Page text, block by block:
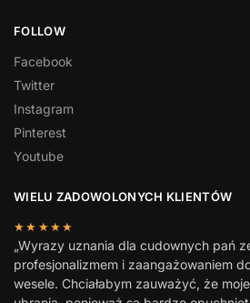
FOLLOW
Facebook
Twitter
Instagram
Pinterest
Youtube
WIELU ZADOWOLONYCH KLIENTÓW
★★★★★
„Wyrazy uznania dla cudownych pań
profesjonalizmem i zaangażowaniem
wesele. Chciałabym zauważyć, że